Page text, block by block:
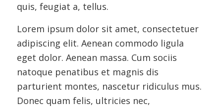
quis, feugiat a, tellus.
Lorem ipsum dolor sit amet, consectetuer
adipiscing elit. Aenean commodo ligula
eget dolor. Aenean massa. Cum sociis
natoque penatibus et magnis dis
parturient montes, nascetur ridiculus mus.
Donec quam felis, ultricies nec,